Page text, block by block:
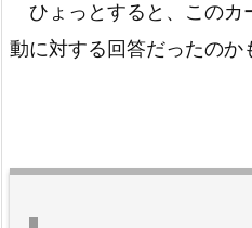
ひょっとすると、このカ
動に対する回答だったのか